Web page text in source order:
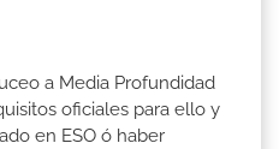
a Media Profundidad
oficiales para ello y
en ESO ó haber